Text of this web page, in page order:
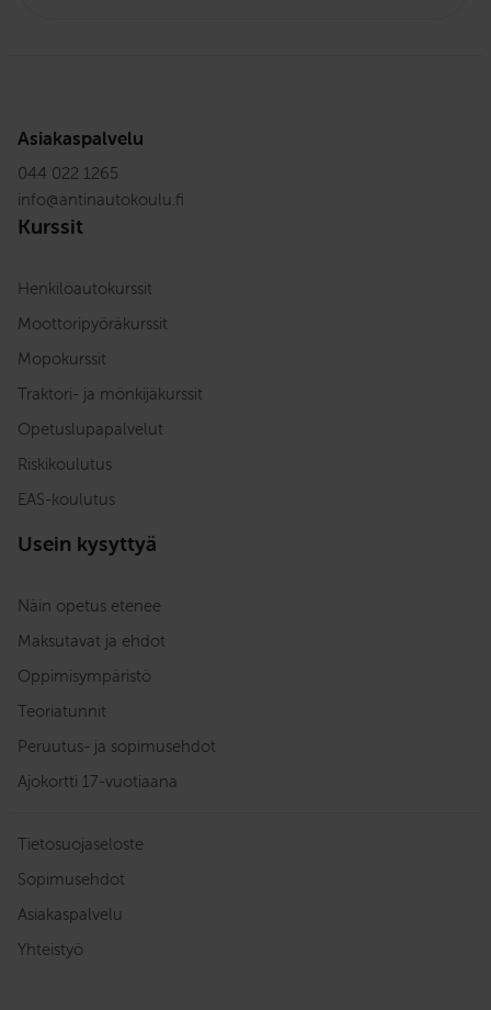
Asiakaspalvelu
044 022 1265
info@antinautokoulu.fi
Kurssit
Henkilöautokurssit
Moottoripyöräkurssit
Mopokurssit
Traktori- ja mönkijäkurssit
Opetuslupapalvelut
Riskikoulutus
EAS-koulutus
Usein kysyttyä
Näin opetus etenee
Maksutavat ja ehdot
Oppimisympäristö
Teoriatunnit
Peruutus- ja sopimusehdot
Ajokortti 17-vuotiaana
Tietosuojaseloste
Sopimusehdot
Asiakaspalvelu
Yhteistyö